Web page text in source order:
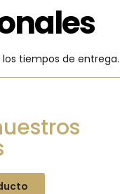
tiempos de entrega.